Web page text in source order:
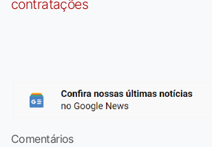
contratações
Comentários